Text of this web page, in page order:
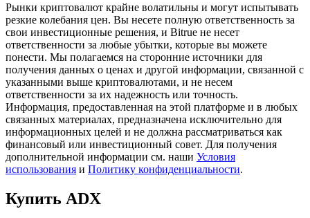
Блокировки BTR
Эксклюзивные инвестиции для владельцев BTR
Кредиты
Рынки криптовалют крайне волатильны и могут испытывать
резкие колебания цен. Вы несете полную ответственность за
свои инвестиционные решения, и Bitrue не несет
ответственности за любые убытки, которые вы можете
понести. Мы полагаемся на сторонние источники для
получения данных о ценах и другой информации, связанной с
указанными выше криптовалютами, и не несем
ответственности за их надежность или точность.
Информация, предоставленная на этой платформе и в любых
связанных материалах, предназначена исключительно для
информационных целей и не должна рассматриваться как
финансовый или инвестиционный совет. Для получения
дополнительной информации см. наши Условия
использования и Политику конфиденциальности.
Купить ADX